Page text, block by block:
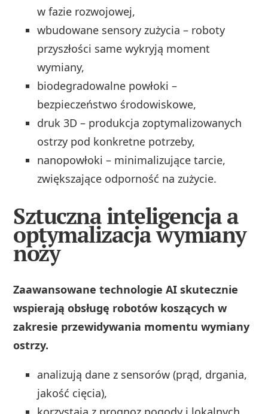
w fazie rozwojowej,
wbudowane sensory zużycia – roboty
przyszłości same wykryją moment
wymiany,
biodegradowalne powłoki –
bezpieczeństwo środowiskowe,
druk 3D – produkcja zoptymalizowanych
ostrzy pod konkretne potrzeby,
nanopowłoki – minimalizujące tarcie,
zwiększające odporność na zużycie.
Sztuczna inteligencja a
optymalizacja wymiany
noży
Zaawansowane technologie AI skutecznie
wspierają obsługę robotów koszących w
zakresie przewidywania momentu wymiany
ostrzy.
analizują dane z sensorów (prąd, drgania,
jakość cięcia),